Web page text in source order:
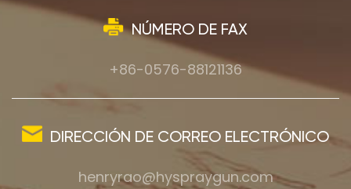
NÚMERO DE FAX
+86-0576-88121136
DIRECCIÓN DE CORREO ELECTRÓNICO
henryrao@hyspraygun.com